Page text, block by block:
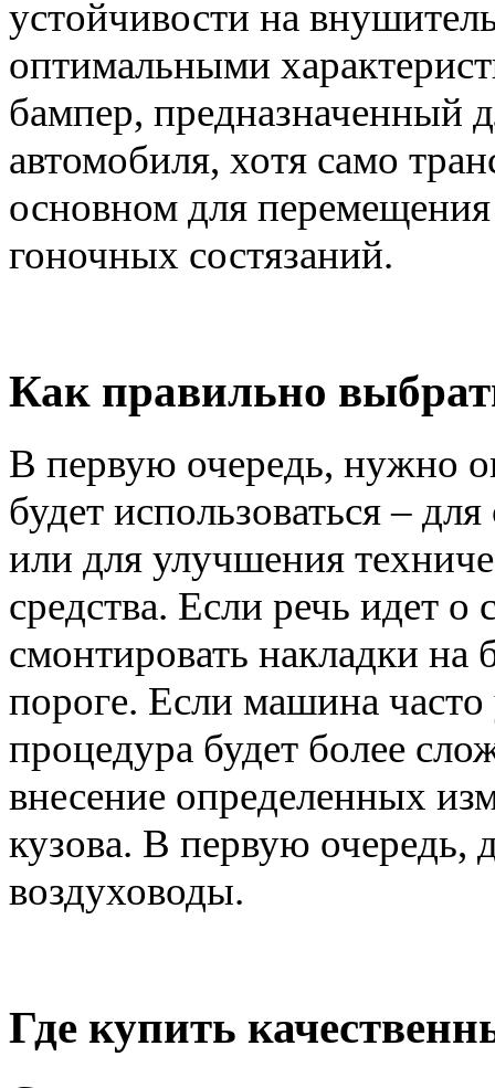
устойчивости на
оптимальными
бампер, предназначенный
автомобиля, хотя само
основном для
гоночных состязаний.
Как правильно
В первую очередь, нужно
будет использоваться –
или для улучшения
средства. Если речь идет
смонтировать накладки на
пороге. Если машина часто
процедура будет более
внесение определенных
кузова. В первую очередь,
воздуховоды.
Где купить